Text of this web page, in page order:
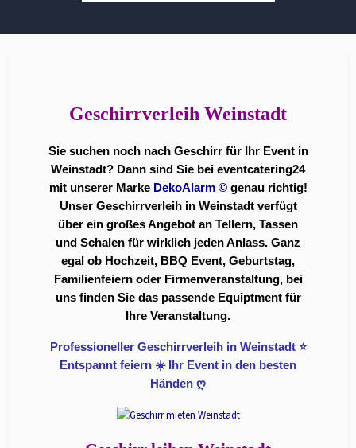
Geschirrverleih Weinstadt
Sie suchen noch nach Geschirr für Ihr Event in
Weinstadt? Dann sind Sie bei eventcatering24
mit unserer Marke DekoAlarm ©genau richtig!
Unser Geschirrverleih in Weinstadt verfügt
über ein großes Angebot an Tellern, Tassen
und Schalen für wirklich jeden Anlass. Ganz
egal ob Hochzeit, BBQ Event, Geburtstag,
Familienfeiern oder Firmenveranstaltung, bei
uns finden Sie das passende Equiptment für
Ihre Veranstaltung.
Professioneller Geschirrverleih in Weinstadt ⭐
Entspannt feiern ☀️ Ihr Event in den besten
Händen ღ